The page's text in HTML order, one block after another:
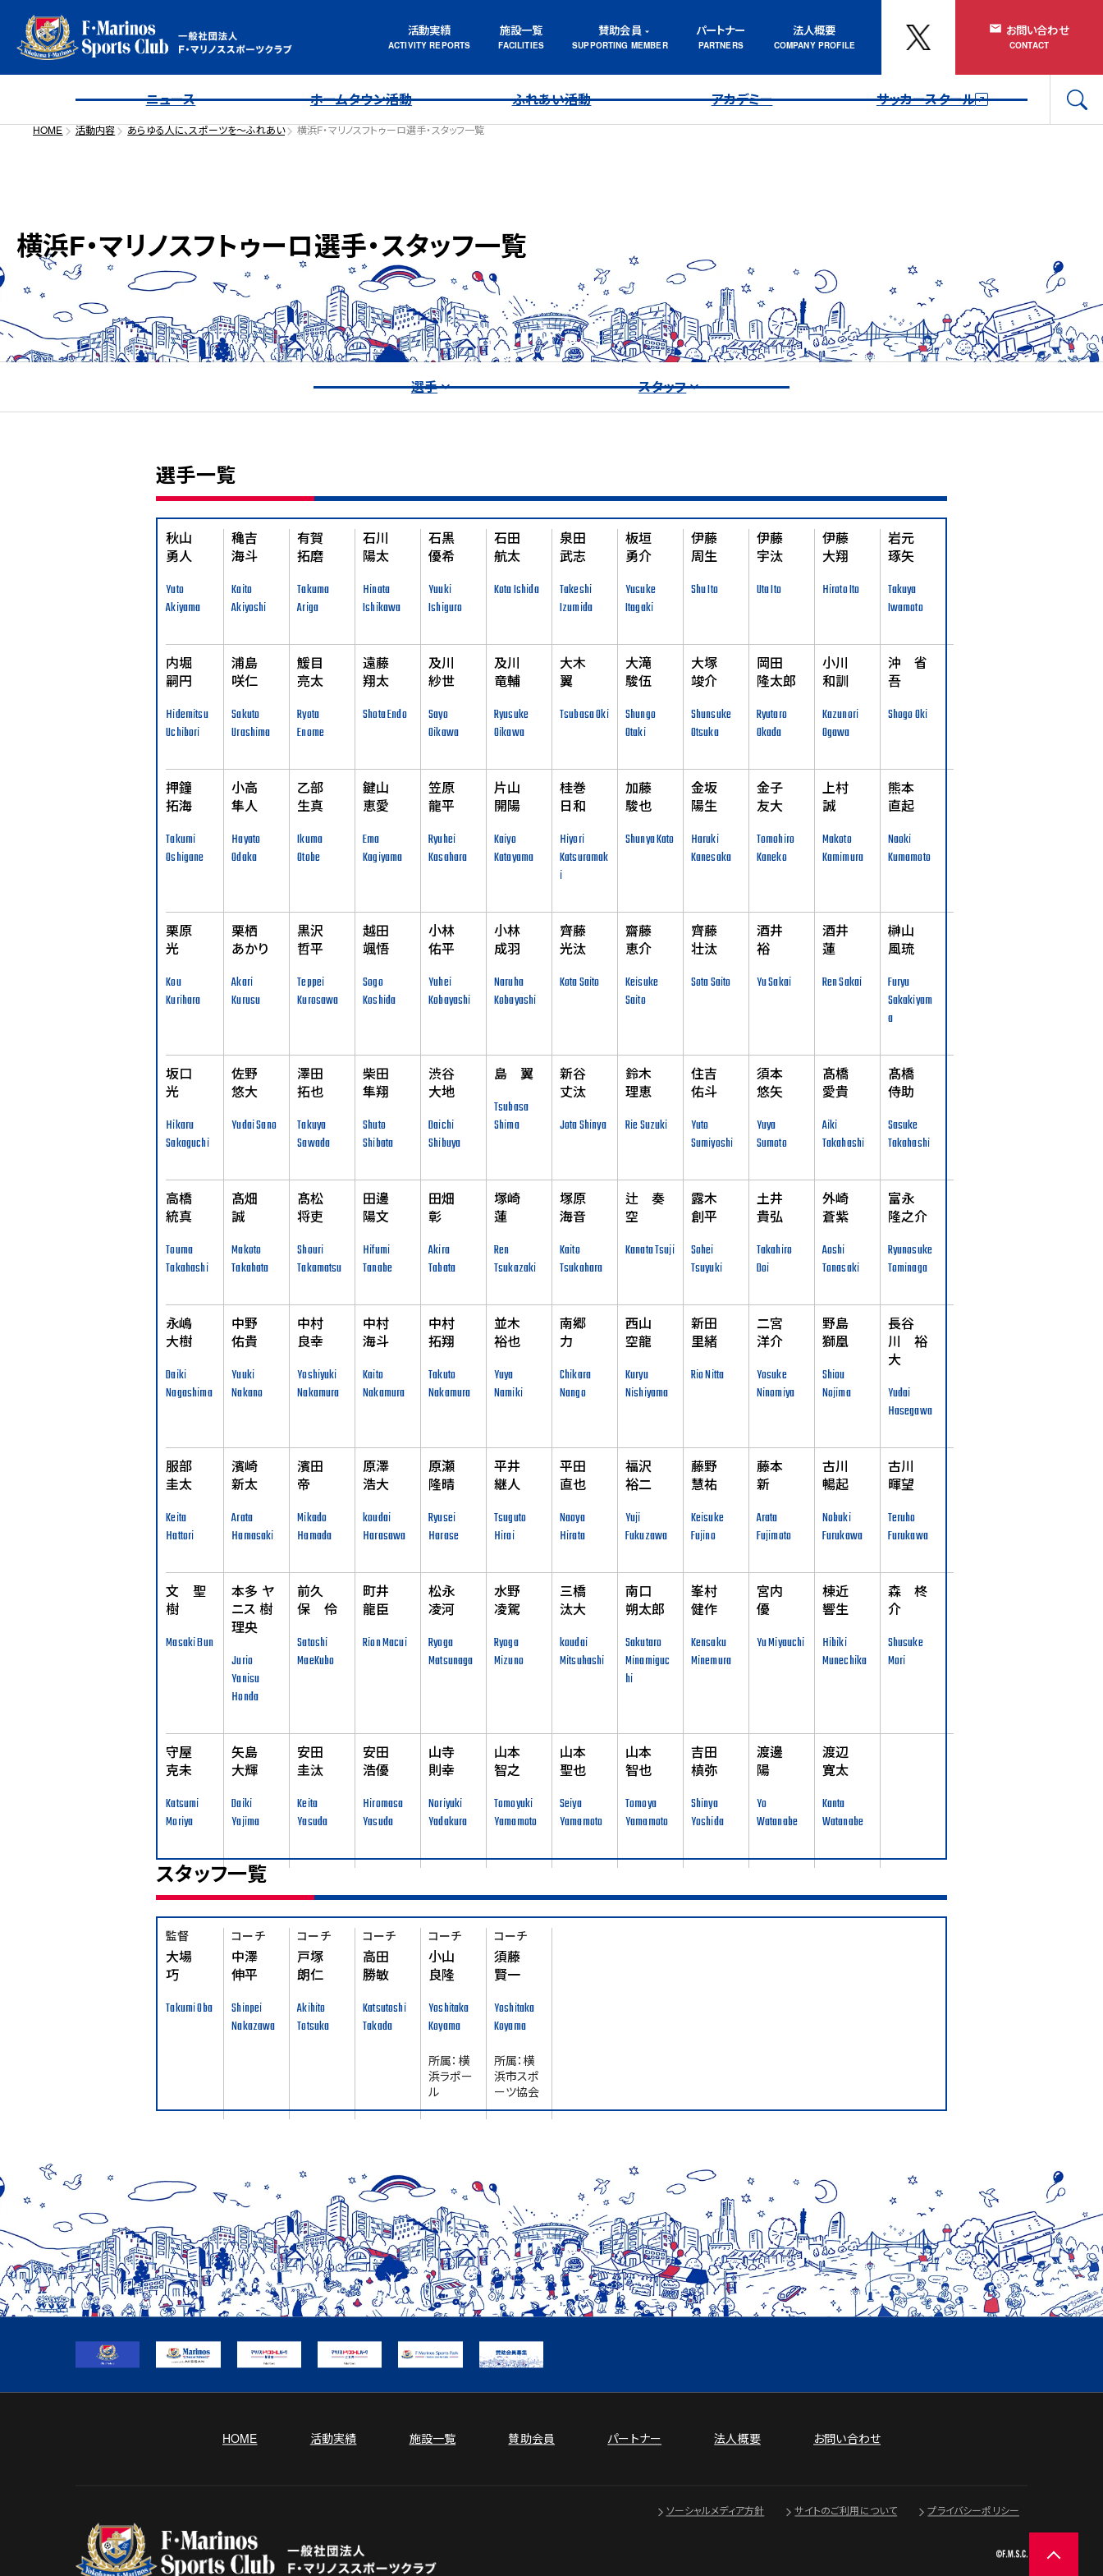
活動実績 施設一覧 賛助会員 パートナー 法人概要 お問い合わせ
ニュース ホームタウン活動 ふれあい活動 アカデミー サッカースクール
HOME 活動内容 あらゆる人に、スポーツを〜ふれあい 横浜F・マリノスフトゥーロ選手・スタッフ一覧
横浜F・マリノスフトゥーロ選手・スタッフ一覧
選手 スタッフ
選手一覧
秋山
勇人
Yuto
Akiyama
穐吉
海斗
Kaito
Akiyoshi
有賀
拓磨
Takuma
Ariga
石川
陽太
Hinata
Ishikawa
石黒
優希
Yuuki
Ishiguro
石田
航太
Kota Ishida
泉田
武志
Takeshi
Izumida
板垣
勇介
Yusuke
Itagaki
伊藤
周生
Shu Ito
伊藤
宇汰
Uta Ito
伊藤
大翔
Hiroto Ito
岩元
琢矢
Takuya
Iwamoto
内堀
嗣円
Hidemitsu
Uchibori
浦島
咲仁
Sakuto
Urashima
鰀目
亮太
Ryota
Enome
遠藤
翔太
Shota Endo
及川
紗世
Sayo
Oikawa
及川
竜輔
Ryusuke
Oikawa
大木
翼
Tsubasa Oki
大滝
駿伍
Shungo
Otaki
大塚
竣介
Shunsuke
Otsuka
岡田
隆太郎
Ryutaro
Okada
小川
和訓
Kazunori
Ogawa
沖 省
吾
Shogo Oki
押鐘
拓海
Takumi
Oshigane
小高
隼人
Hayato
Odaka
乙部
生真
Ikuma
Otobe
鍵山
恵愛
Ema
Kagiyama
笠原
龍平
Ryuhei
Kasahara
片山
開陽
Kaiyo
Katayama
桂巻
日和
Hiyori
Katsuramak
i
加藤
駿也
Shunya Kato
金坂
陽生
Haruki
Kanesaka
金子
友大
Tomohiro
Kaneko
上村
誠
Makoto
Kamimura
熊本
直起
Naoki
Kumamoto
栗原
光
Kou
Kurihara
栗栖
あかり
Akari
Kurusu
黒沢
哲平
Teppei
Kurosawa
越田
颯悟
Sogo
Koshida
小林
佑平
Yuhei
Kobayashi
小林
成羽
Naruha
Kobayashi
齊藤
光汰
Kota Saito
齋藤
恵介
Keisuke
Saito
齊藤
壮汰
Sota Saito
酒井
裕
Yu Sakai
酒井
蓮
Ren Sakai
榊山
風琉
Furyu
Sakakiyam
a
坂口
光
Hikaru
Sakaguchi
佐野
悠大
Yudai Sano
澤田
拓也
Takuya
Sawada
柴田
隼翔
Shuto
Shibata
渋谷
大地
Daichi
Shibuya
島 翼
Tsubasa
Shima
新谷
丈汰
Jota Shinya
鈴木
理恵
Rie Suzuki
住吉
佑斗
Yuto
Sumiyoshi
須本
悠矢
Yuya
Sumoto
髙橋
愛貴
Aiki
Takahashi
髙橋
侍助
Sasuke
Takahashi
高橋
統真
Touma
Takahashi
髙畑
誠
Makoto
Takahata
髙松
将吏
Shouri
Takamatsu
田邊
陽文
Hifumi
Tanabe
田畑
彰
Akira
Tabata
塚崎
蓮
Ren
Tsukazaki
塚原
海音
Kaito
Tsukahara
辻 奏
空
Kanata Tsuji
露木
創平
Sohei
Tsuyuki
土井
貴弘
Takahiro
Doi
外崎
蒼紫
Aoshi
Tonasaki
富永
隆之介
Ryunosuke
Tominaga
永嶋
大樹
Daiki
Nagashima
中野
佑貴
Yuuki
Nakano
中村
良幸
Yoshiyuki
Nakamura
中村
海斗
Kaito
Nakamura
中村
拓翔
Takuto
Nakamura
並木
裕也
Yuya
Namiki
南郷
力
Chikara
Nango
西山
空龍
Kuryu
Nishiyama
新田
里緒
Rio Nitta
二宮
洋介
Yosuke
Ninomiya
野島
獅凰
Shiou
Nojima
長谷
川 裕
大
Yudai
Hasegawa
服部
圭太
Keita
Hattori
濱崎
新太
Arata
Hamasaki
濱田
帝
Mikado
Hamada
原澤
浩大
koudai
Harasawa
原瀬
隆晴
Ryusei
Harase
平井
継人
Tsuguto
Hirai
平田
直也
Naoya
Hirata
福沢
裕二
Yuji
Fukuzawa
藤野
慧祐
Keisuke
Fujino
藤本
新
Arata
Fujimoto
古川
暢起
Nobuki
Furukawa
古川
暉望
Teruho
Furukawa
文 聖
樹
Masaki Bun
本多 ヤ
ニス 樹
理央
Jurio
Yanisu
Honda
前久
保 伶
Satoshi
MaeKubo
町井
龍臣
Rion Macui
松永
凌河
Ryoga
Matsunaga
水野
凌駕
Ryoga
Mizuno
三橋
汰大
koudai
Mitsuhashi
南口
朔太郎
Sakutaro
Minamiguc
hi
峯村
健作
Kensaku
Minemura
宮内
優
Yu Miyauchi
棟近
響生
Hibiki
Munechika
森 柊
介
Shusuke
Mori
守屋
克未
Katsumi
Moriya
矢島
大輝
Daiki
Yajima
安田
圭汰
Keita
Yasuda
安田
浩優
Hiromasa
Yasuda
山寺
則幸
Noriyuki
Yadakura
山本
智之
Tomoyuki
Yamamoto
山本
聖也
Seiya
Yamamoto
山本
智也
Tomoya
Yamamoto
吉田
槙弥
Shinya
Yoshida
渡邊
陽
Yo
Watanabe
渡辺
寛太
Kanta
Watanabe
スタッフ一覧
監督
大場
巧
Takumi Oba
コーチ
中澤
伸平
Shinpei
Nakazawa
コーチ
戸塚
朗仁
Akihito
Totsuka
コーチ
高田
勝敏
Katsutoshi
Takada
コーチ
小山
良隆
Yoshitaka
Koyama
所属：横
浜ラポー
ル
コーチ
須藤
賢一
Yoshitaka
Koyama
所属：横
浜市スポ
ーツ協会
HOME 活動実績 施設一覧 賛助会員 パートナー 法人概要 お問い合わせ
ソーシャルメディア方針 サイトのご利用について プライバシーポリシー